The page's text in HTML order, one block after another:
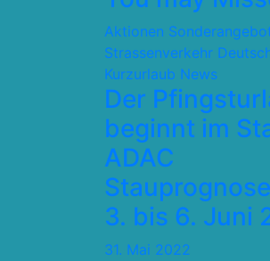
Aktionen
Strassenverkehr
Kurzurlaub News
Der
beginnt im
ADAC
3. bis 6. Juni
31. Mai 2022